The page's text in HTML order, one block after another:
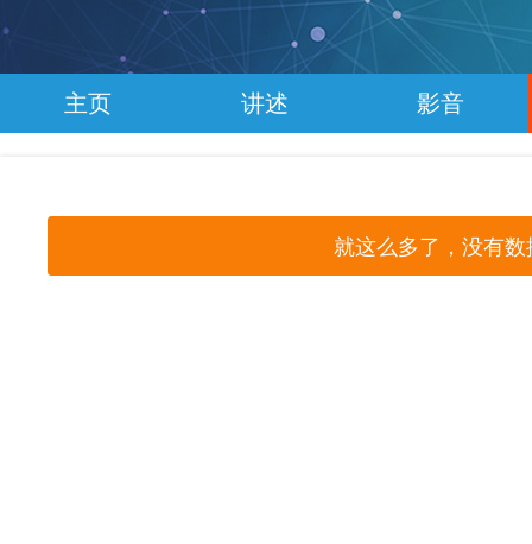
主页 讲述 影音
就这么多了，没有数